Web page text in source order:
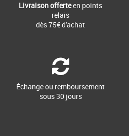
Livraison offerteen points
relais
dès 75€ d'achat
Échange ou remboursement
sous 30 jours